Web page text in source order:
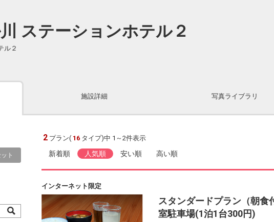
ステーションホテル２
ル２
施設詳細 写真ライブラリ
ト
2 プラン( 16 タイプ)中 1～2件表示
新着順 人気順 安い順 高い順
インターネット限定
スタンダードプラン（朝
室駐車場(1泊1台300円)